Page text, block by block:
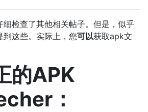
细检查了其他相关帖子。但是，似乎
到这些。实际上，您可以获取apk文
的APK
：